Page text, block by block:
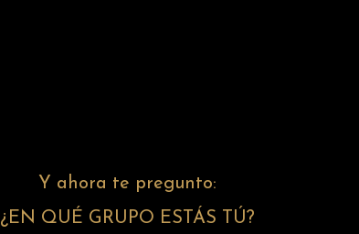
Y ahora te pregunto:
¿EN QUÉ GRUPO ESTÁS TÚ?